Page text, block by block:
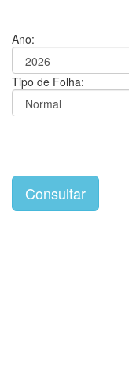
Ano:
Tipo de Folha: